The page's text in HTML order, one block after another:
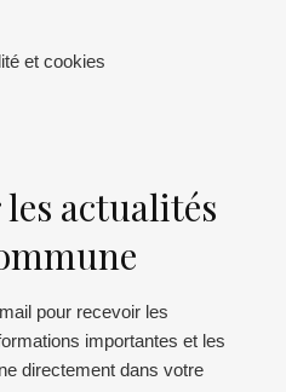
et cookies
actualités
pour recevoir les
importantes et les
directement dans votre